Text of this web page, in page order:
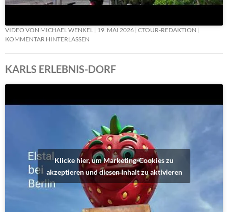
VIDEO VON MICHAEL WENKEL 19. MAI 2026 CTOUR-REDAKTION
KOMMENTAR HINTERLASSEN
KARLS ERLEBNIS-DORF
Klicke hier, um Marketing-Cookies zu
akzeptieren und diesen Inhalt zu aktivieren